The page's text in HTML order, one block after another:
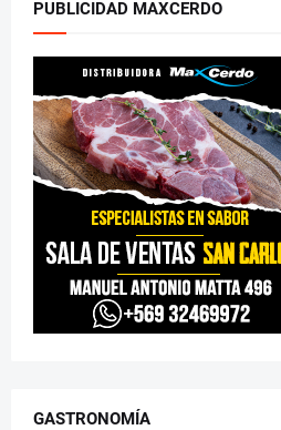
PUBLICIDAD MAXCERDO
GASTRONOMÍA